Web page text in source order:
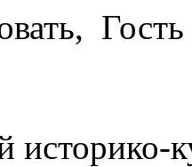
Гость
историко-